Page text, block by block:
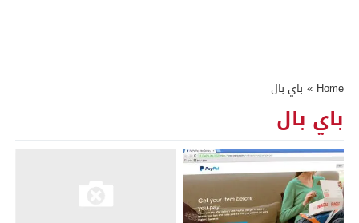
Home
» باي بال
باي بال